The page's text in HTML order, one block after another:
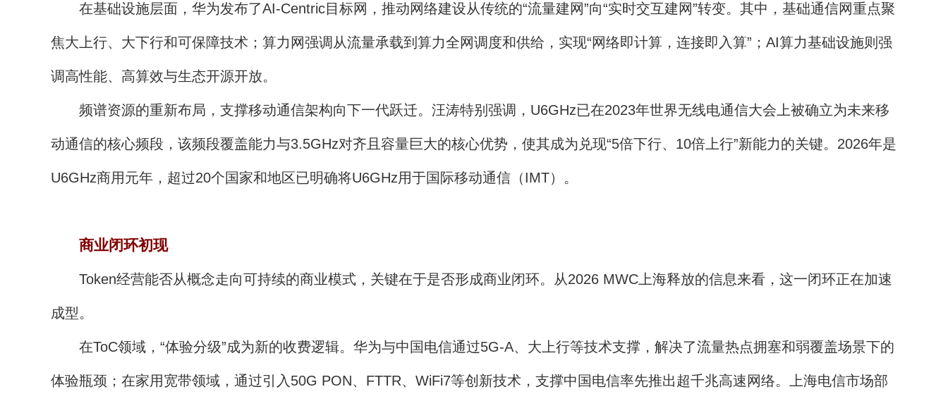
在基础设施层面，华为发布了AI-Centric目标网，推动网络建设从传统的“流量建网”向“实时交互建网”转变。其中，基础通信网重点聚
焦大上行、大下行和可保障技术；算力网强调从流量承载到算力全网调度和供给，实现“网络即计算，连接即入算”；AI算力基础设施则强
调高性能、高算效与生态开源开放。
频谱资源的重新布局，支撑移动通信架构向下一代跃迁。汪涛特别强调，U6GHz已在2023年世界无线电通信大会上被确立为未来移
动通信的核心频段，该频段覆盖能力与3.5GHz对齐且容量巨大的核心优势，使其成为兑现“5倍下行、10倍上行”新能力的关键。2026年是
U6GHz商用元年，超过20个国家和地区已明确将U6GHz用于国际移动通信（IMT）。
商业闭环初现
Token经营能否从概念走向可持续的商业模式，关键在于是否形成商业闭环。从2026 MWC上海释放的信息来看，这一闭环正在加速
成型。
在ToC领域，“体验分级”成为新的收费逻辑。华为与中国电信通过5G-A、大上行等技术支撑，解决了流量热点拥塞和弱覆盖场景下的
体验瓶颈；在家用宽带领域，通过引入50G PON、FTTR、WiFi7等创新技术，支撑中国电信率先推出超千兆高速网络。上海电信市场部